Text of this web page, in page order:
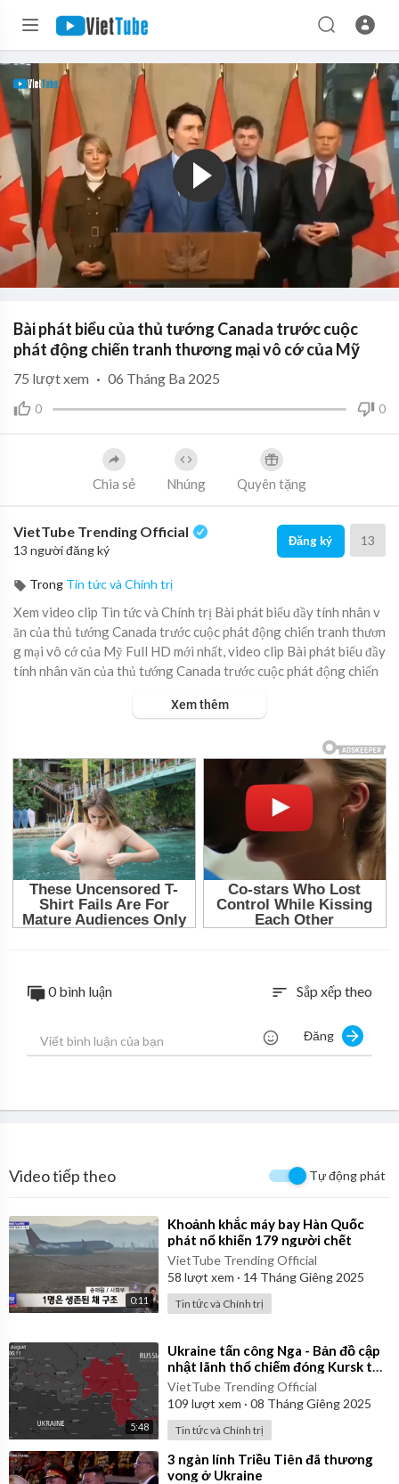
Bài phát biểu của thủ tướng Canada trước cuộc
phát động chiến tranh thương mại vô cớ của Mỹ
0 0
75 lượt xem · 06 Tháng Ba 2025
Chia sẻ Nhúng Quyên tặng
VietTube Trending Official
13 người đăng ký
Đăng ký 13
Trong Tin tức và Chính trị
Xem video clip Tin tức và Chính trị Bài phát biểu đầy tính nhân v
ăn của thủ tướng Canada trước cuộc phát động chiến tranh thươn
g mại vô cớ của Mỹ Full HD mới nhất, video clip Bài phát biểu đầy
tính nhân văn của thủ tướng Canada trước cuộc phát động chiến
i phát biểu đầy tính nhân văn của thủ tướng Canada trước cuộc p
Xem thêm
0 bình luận sort Sắp xếp theo
Đăng
Video tiếp theo Tự động phát
0:11
⁣Khoảnh khắc máy bay Hàn Quốc
phát nổ khiến 179 người chết
VietTube Trending Official
58 lượt xem · 14 Tháng Giêng 2025
Tin tức và Chính trị
5:48
⁣Ukraine tấn công Nga - Bản đồ cập
nhật lãnh thổ chiếm đóng Kursk từ
ngày 06/08/2024 đến 06/01/2025
VietTube Trending Official
109 lượt xem · 08 Tháng Giêng 2025
Tin tức và Chính trị
⁣3 ngàn lính Triều Tiên đã thương
vong ở Ukraine